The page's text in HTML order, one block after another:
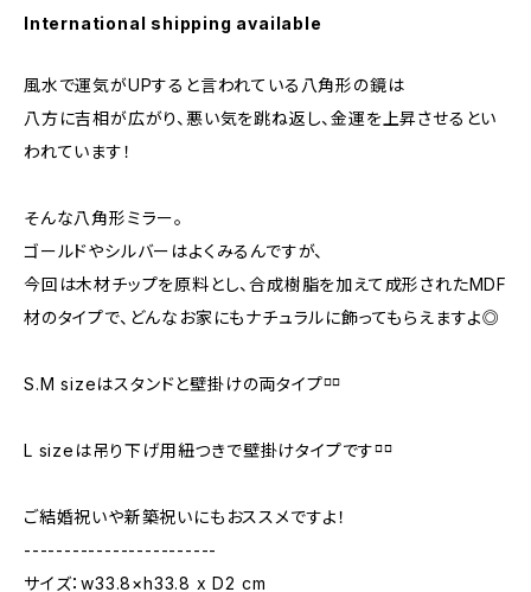
International shipping available
風水で運気がUPすると言われている八角形の鏡は
八方に吉相が広がり、悪い気を跳ね返し、金運を上昇させるとい
われています！
そんな八角形ミラー。
ゴールドやシルバーはよくみるんですが、
今回は木材チップを原料とし、合成樹脂を加えて成形されたMDF
材のタイプで、どんなお家にもナチュラルに飾ってもらえますよ◎
S.M sizeはスタンドと壁掛けの両タイプ⸋⸋
L sizeは吊り下げ用紐つきで壁掛けタイプです⸋⸋
ご結婚祝いや新築祝いにもおススメですよ！
------------------------
サイズ：w33.8×h33.8 x D2 cm